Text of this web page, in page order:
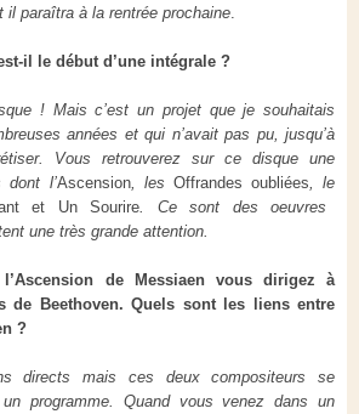
paraîtra à la rentrée prochaine.
il le début d’une intégrale ?
! Mais c’est un projet que je souhaitais
années et qui n’avait pas pu, jusqu’à
Vous retrouverez sur ce disque une
dont l’Ascension, les Offrandes oubliées, le
et Un Sourire. Ce sont des oeuvres
une très grande attention.
de Messiaen vous dirigez à
de Beethoven. Quels sont les liens entre
?
directs mais ces deux compositeurs se
programme. Quand vous venez dans un